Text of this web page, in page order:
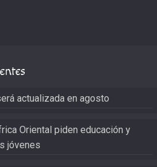
actualizada en agosto
Oriental piden educación y
jóvenes